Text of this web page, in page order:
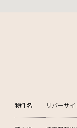
物件名 リバーサ